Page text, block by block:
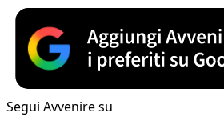
Segui Avvenire su